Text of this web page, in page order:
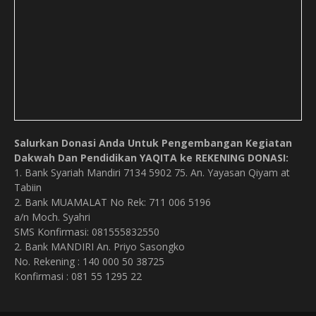
Salurkan Donasi Anda Untuk Pengembangan Kegiatan
Dakwah Dan Pendidikan YAQITA ke REKENING DONASI:
1. Bank Syariah Mandiri 7134 5902 75. An. Yayasan Qiyam at
Tabiin
2. Bank MUAMALAT No Rek: 711 006 5196
a/n Moch. Syahri
SMS Konfirmasi: 081555832550
2. Bank MANDIRI An. Priyo Sasongko
No. Rekening : 140 000 50 38725
Konfirmasi : 081 55 1295 22